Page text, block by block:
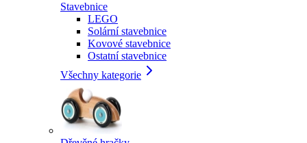
Stavebnice
LEGO
Solární stavebnice
Kovové stavebnice
Ostatní stavebnice
Všechny kategorie